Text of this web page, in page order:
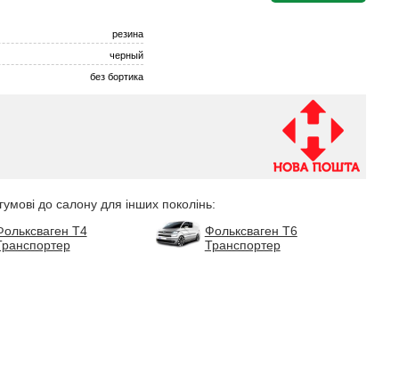
резина
черный
без бортика
до салону для інших поколінь:
Т4
Фольксваген Т6
Транспортер